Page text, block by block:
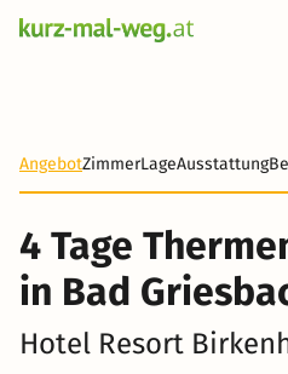
AngebotZimmerLageAusstattung
4 Tage
in Bad
Hotel Resort